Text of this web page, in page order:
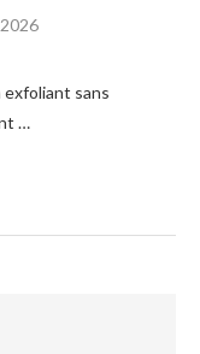
exfoliant sans
…